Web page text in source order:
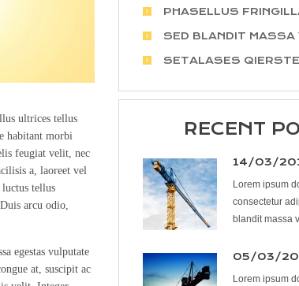
ultrices tellus
habitant morbi
feugiat velit, nec
a, laoreet vel
tellus
arcu odio,
egestas vulputate
at, suscipit ac
PHASELLUS
SED BLANDIT MASSA
SETALASES QIERSTE
RECENT
14/03/
Lorem ipsum
consectetur
blandit massa
05/03/
Lorem ipsum